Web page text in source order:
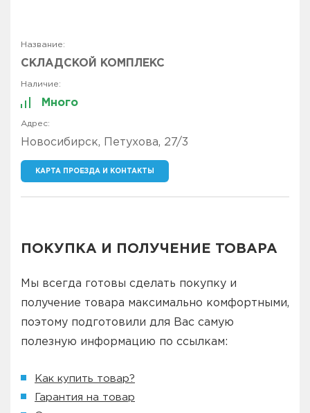
СКЛАДСКОЙ КОМПЛЕКС
Много
Новосибирск, Петухова, 27/3
КАРТА ПРОЕЗДА И КОНТАКТЫ
ПОКУПКА И ПОЛУЧЕНИЕ ТОВАРА
Мы всегда готовы сделать покупку и
получение товара максимально комфортными,
поэтому подготовили для Вас самую
полезную информацию по ссылкам:
Как купить товар?
Гарантия на товар